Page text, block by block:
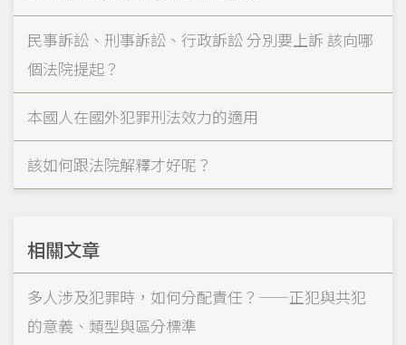
民事訴訟、刑事訴訟、行政訴訟 分別要上訴 該向哪
個法院提起？
本國人在國外犯罪刑法效力的適用
該如何跟法院解釋才好呢？
相關文章
多人涉及犯罪時，如何分配責任？——正犯與共犯
的意義、類型與區分標準